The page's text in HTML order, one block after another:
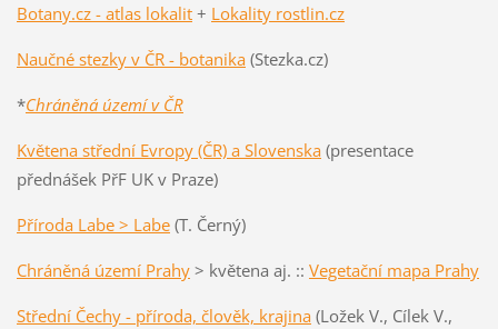
Botany.cz - atlas lokalit+ Lokality rostlin.cz
Naučné stezky v ČR - botanika(Stezka.cz)
*Chráněná území v ČR
Květena střední Evropy (ČR) a Slovenska(presentace
přednášek PřF UK v Praze)
Příroda Labe > Labe(T. Černý)
Chráněná území Prahy> květena aj. :: Vegetační mapa Prahy
Střední Čechy - příroda, člověk, krajina(Ložek V., Cílek V.,